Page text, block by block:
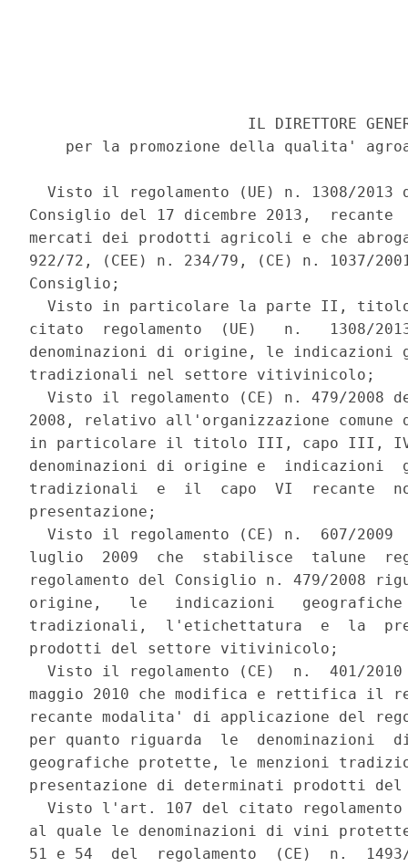
IL DIRETTORE
per la promozione della qualita'
Visto il regolamento (UE) n. 1308/2013
Consiglio del 17 dicembre 2013,  recante
mercati dei prodotti agricoli e che
922/72, (CEE) n. 234/79, (CE) n. 1037/
Consiglio;
Visto in particolare la parte II,
citato  regolamento  (UE)   n.   1308/
denominazioni di origine, le indicazioni
tradizionali nel settore vitivinicolo;
Visto il regolamento (CE) n. 479/2008
2008, relativo all'organizzazione
in particolare il titolo III, capo III, IV
denominazioni di origine e  indicazioni
tradizionali  e  il  capo  VI  recante
presentazione;
Visto il regolamento (CE) n.  607/2009
luglio  2009  che  stabilisce  talune
regolamento del Consiglio n. 479/2008
origine,   le   indicazioni
tradizionali,  l'etichettatura  e  la
prodotti del settore vitivinicolo;
Visto il regolamento (CE)  n.  401/
maggio 2010 che modifica e rettifica il
recante modalita' di applicazione del
per quanto riguarda  le
geografiche protette, le menzioni
presentazione di determinati prodotti
Visto l'art. 107 del citato
al quale le denominazioni di vini
51 e 54  del  regolamento  (CE)  n.